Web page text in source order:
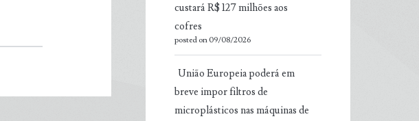
custará R$ 127 milhões aos
cofres
posted on 09/08/2026
União Europeia poderá em
breve impor filtros de
microplásticos nas máquinas de